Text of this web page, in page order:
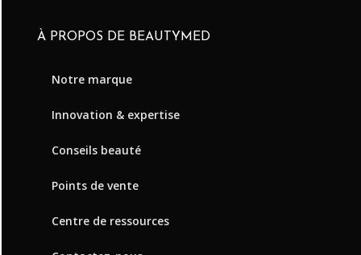
À PROPOS DE BEAUTYMED
Notre marque
Innovation & expertise
Conseils beauté
Points de vente
Centre de ressources